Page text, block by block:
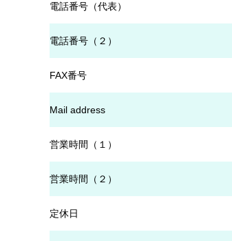
電話番号（代表）
電話番号（２）
FAX番号
Mail address
営業時間（１）
営業時間（２）
定休日